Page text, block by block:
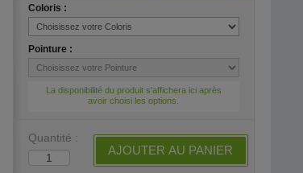
Coloris :
Pointure :
La disponibilité du produit s'affichera ici après
avoir choisi les options.
Quantité :
AJOUTER AU PANIER